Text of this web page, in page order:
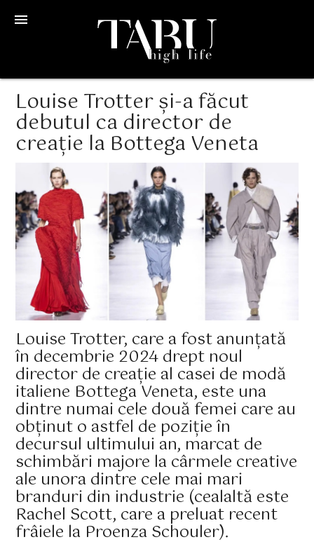
menu
Louise Trotter și-a făcut
debutul ca director de
creație la Bottega Veneta
Louise Trotter, care a fost anunțată
în decembrie 2024 drept noul
director de creație al casei de modă
italiene Bottega Veneta, este una
dintre numai cele două femei care au
obținut o astfel de poziție în
decursul ultimului an, marcat de
schimbări majore la cârmele creative
ale unora dintre cele mai mari
branduri din industrie (cealaltă este
Rachel Scott, care a preluat recent
frâiele la Proenza Schouler).